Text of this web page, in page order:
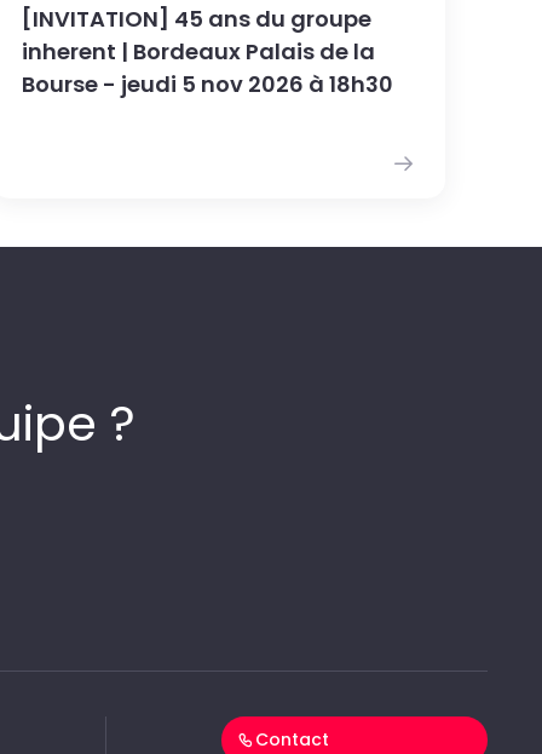
[INVITATION] 45 ans du groupe
inherent | Bordeaux Palais de la
Bourse - jeudi 5 nov 2026 à 18h30
?
Contact